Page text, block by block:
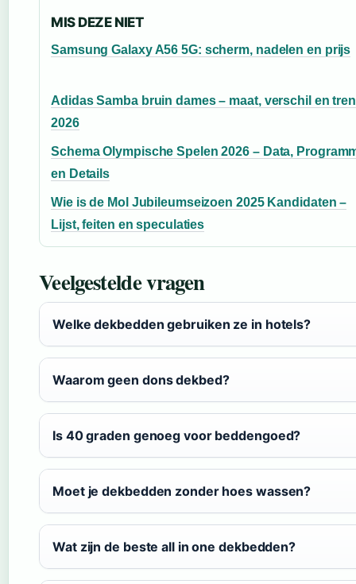
MIS DEZE NIET
Samsung Galaxy A56 5G: scherm, nadelen en prijs
Adidas Samba bruin dames – maat, verschil en
2026
Schema Olympische Spelen 2026 – Data,
en Details
Wie is de Mol Jubileumseizoen 2025 Kandidaten –
Lijst, feiten en speculaties
Veelgestelde vragen
Welke dekbedden gebruiken ze in hotels?
Waarom geen dons dekbed?
Is 40 graden genoeg voor beddengoed?
Moet je dekbedden zonder hoes wassen?
Wat zijn de beste all in one dekbedden?